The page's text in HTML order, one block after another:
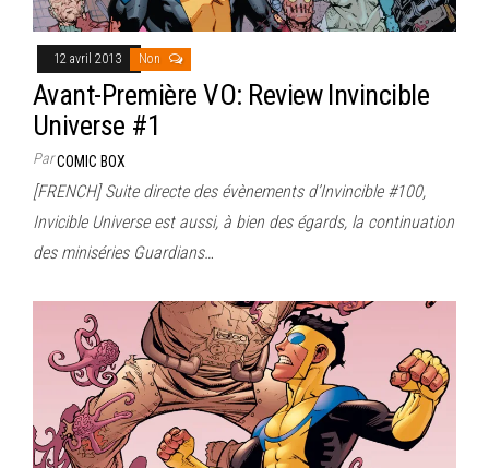
12 avril 2013 Non
Avant-Première VO: Review Invincible
Universe #1
ParCOMIC BOX
[FRENCH] Suite directe des évènements d’Invincible #100,
Invicible Universe est aussi, à bien des égards, la continuation
des miniséries Guardians…